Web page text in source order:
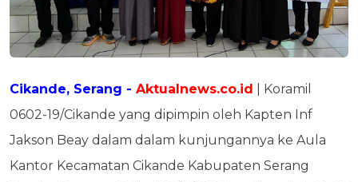
Cikande, Serang - Aktualnews.co.id | Koramil
0602-19/Cikande yang dipimpin oleh Kapten Inf
Jakson Beay dalam dalam kunjungannya ke Aula
Kantor Kecamatan Cikande Kabupaten Serang